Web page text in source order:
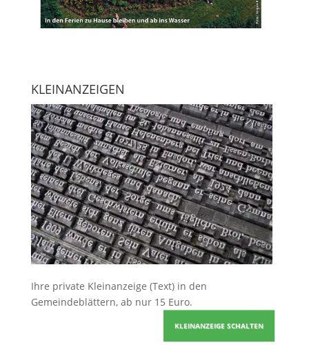
KLEINANZEIGEN
Ihre private Kleinanzeige (Text) in den
Gemeindeblättern, ab nur 15 Euro.
KLEINANZEIGE SCHALTEN